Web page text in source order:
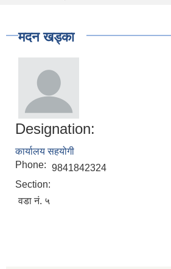
मदन खड्का
Designation:
कार्यालय सहयोगी
Phone: 9841842324
Section:
वडा नं. ५